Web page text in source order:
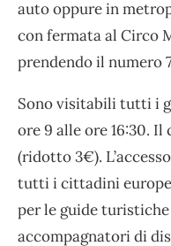
auto oppure in
con fermata al Circo
prendendo il numero
Sono visitabili tutti i
ore 9 alle ore 16:30. Il
(ridotto 3€).
tutti i cittadini
per le guide
accompagnatori di